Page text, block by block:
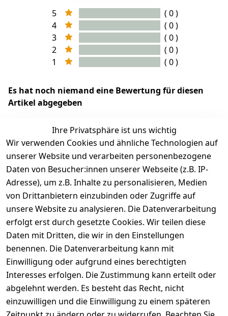
5
( 0 )
4
( 0 )
3
( 0 )
2
( 0 )
1
( 0 )
Es hat noch niemand eine Bewertung für diesen
Artikel abgegeben
EU-Verantwortliche Person - klicken Sie für Details
Ihre Privatsphäre ist uns wichtig
Wir verwenden Cookies und ähnliche Technologien auf
unserer Website und verarbeiten personenbezogene
Daten von Besucher:innen unserer Webseite (z.B. IP-
Adresse), um z.B. Inhalte zu personalisieren, Medien
von Drittanbietern einzubinden oder Zugriffe auf
unsere Website zu analysieren. Die Datenverarbeitung
erfolgt erst durch gesetzte Cookies. Wir teilen diese
Daten mit Dritten, die wir in den Einstellungen
benennen. Die Datenverarbeitung kann mit
Einwilligung oder aufgrund eines berechtigten
Interesses erfolgen. Die Zustimmung kann erteilt oder
abgelehnt werden. Es besteht das Recht, nicht
einzuwilligen und die Einwilligung zu einem späteren
Rechtliches
AGB
Impressum
Services
Kontakt
Registrieren
Zahlungsm
öglichkeite
n
Versanddie
nstleister